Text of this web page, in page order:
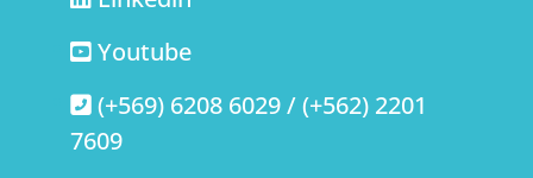
Youtube
(+569) 6208 6029 / (+562) 2201
7609